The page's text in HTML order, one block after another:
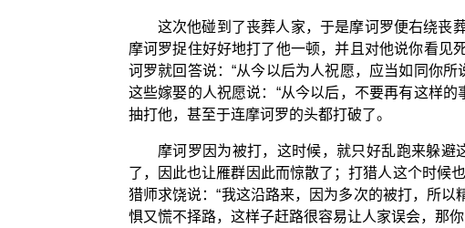
这次他碰到了丧葬人家，于是摩诃罗便右绕丧
摩诃罗捉住好好地打了他一顿，并且对他说你看见
诃罗就回答说：“从今以后为人祝愿，应当如同你
这些嫁娶的人祝愿说：“从今以后，不要再有这样
抽打他，甚至于连摩诃罗的头都打破了。
摩诃罗因为被打，这时候，就只好乱跑来躲
了，因此也让雁群因此而惊散了；打猎人这个时候
猎师求饶说：“我这沿路来，因为多次的被打，所
惧又慌不择路，这样子赶路很容易让人家误会，那